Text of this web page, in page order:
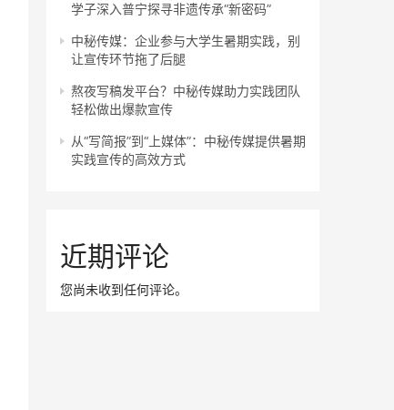
学子深入普宁探寻非遗传承“新密码”
中秘传媒：企业参与大学生暑期实践，别
让宣传环节拖了后腿
熬夜写稿发平台？中秘传媒助力实践团队
轻松做出爆款宣传
从“写简报”到“上媒体”：中秘传媒提供暑期
实践宣传的高效方式
近期评论
您尚未收到任何评论。